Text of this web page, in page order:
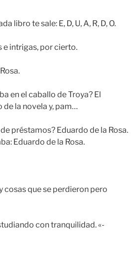
libro te sale: E, D, U, A, R, D, O.
e intrigas, por cierto.
en el caballo de Troya? El
de la novela y, pam…
préstamos? Eduardo de la Rosa.
Eduardo de la Rosa.
que se perdieron pero
con tranquilidad. «-